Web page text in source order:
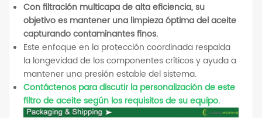
Con filtración multicapa de alta eficiencia, su
objetivo es mantener una limpieza óptima del aceite
capturando contaminantes finos.
Este enfoque en la protección coordinada respalda
la longevidad de los componentes críticos y ayuda a
mantener una presión estable del sistema.
Contáctenos para discutir la personalización de este
filtro de aceite según los requisitos de su equipo.